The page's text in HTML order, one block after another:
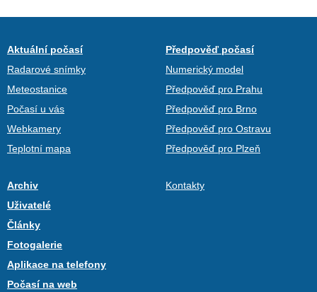
Aktuální počasí
Radarové snímky
Meteostanice
Počasí u vás
Webkamery
Teplotní mapa
Předpověď počasí
Numerický model
Předpověď pro Prahu
Předpověď pro Brno
Předpověď pro Ostravu
Předpověď pro Plzeň
Archiv
Uživatelé
Články
Fotogalerie
Aplikace na telefony
Počasí na web
Kontakty